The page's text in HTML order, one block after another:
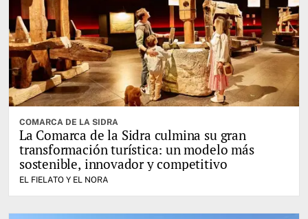
COMARCA DE LA SIDRA
La Comarca de la Sidra culmina su gran
transformación turística: un modelo más
sostenible, innovador y competitivo
EL FIELATO Y EL NORA